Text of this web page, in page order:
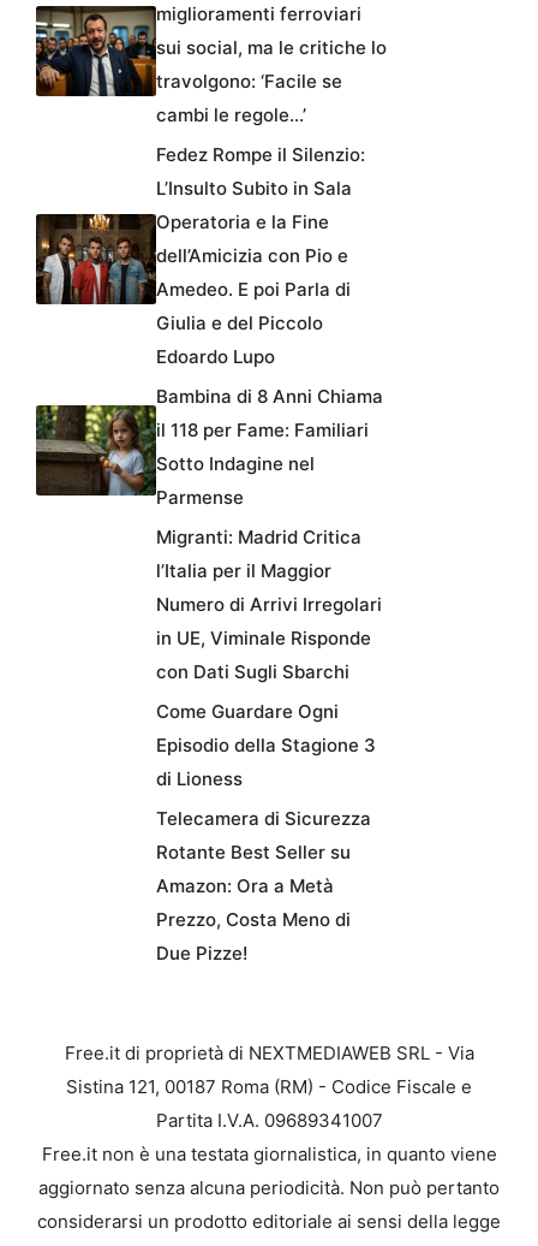
miglioramenti ferroviari
sui social, ma le critiche lo
travolgono: ‘Facile se
cambi le regole…’
Fedez Rompe il Silenzio:
L’Insulto Subito in Sala
Operatoria e la Fine
dell’Amicizia con Pio e
Amedeo. E poi Parla di
Giulia e del Piccolo
Edoardo Lupo
Bambina di 8 Anni Chiama
il 118 per Fame: Familiari
Sotto Indagine nel
Parmense
Migranti: Madrid Critica
l’Italia per il Maggior
Numero di Arrivi Irregolari
in UE, Viminale Risponde
con Dati Sugli Sbarchi
Come Guardare Ogni
Episodio della Stagione 3
di Lioness
Telecamera di Sicurezza
Rotante Best Seller su
Amazon: Ora a Metà
Prezzo, Costa Meno di
Due Pizze!
Free.it di proprietà di NEXTMEDIAWEB SRL - Via
Sistina 121, 00187 Roma (RM) - Codice Fiscale e
Partita I.V.A. 09689341007
Free.it non è una testata giornalistica, in quanto viene
aggiornato senza alcuna periodicità. Non può pertanto
considerarsi un prodotto editoriale ai sensi della legge